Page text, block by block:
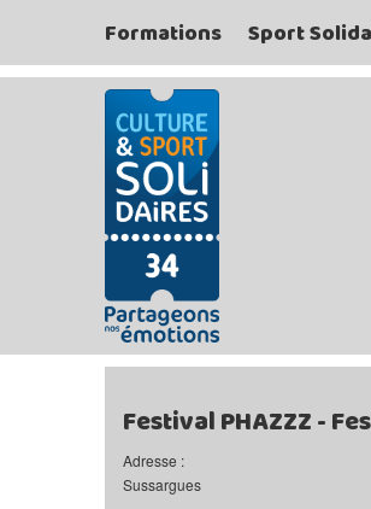
Formations Sport
Festival PHAZZZ -
Adresse :
Sussargues